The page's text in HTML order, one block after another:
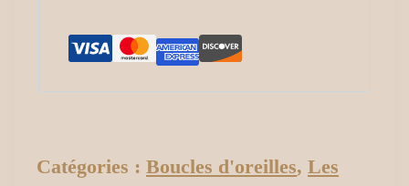
Catégories : Boucles d'oreilles, Les